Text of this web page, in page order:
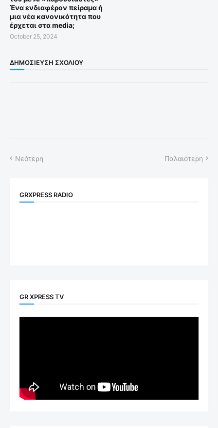
Ένα ενδιαφέρον πείραμα ή
μια νέα κανονικότητα που
έρχεται στα media;
October 25, 2024
ΔΗΜΟΣΊΕΥΣΗ ΣΧΟΛΊΟΥ
Νεότερη Παλαιότερη
GRXPRESS RADIO
GR XPRESS TV